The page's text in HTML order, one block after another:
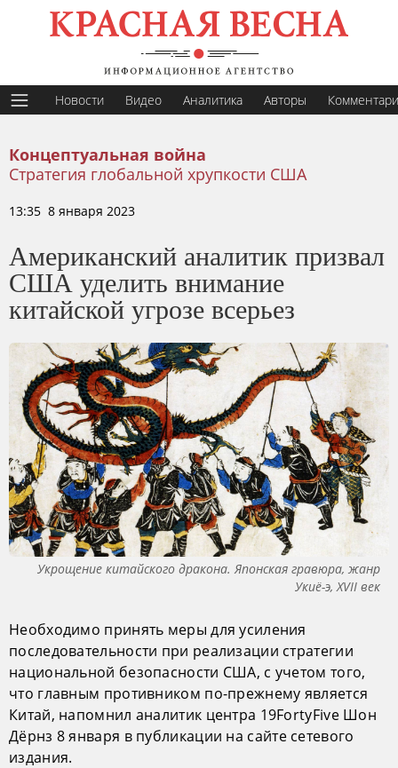
Новости Видео Аналитика Авторы
Концептуальная война
Стратегия глобальной хрупкости США
13:35 8 января 2023
Американский аналитик призвал
США уделить внимание
китайской угрозе всерьез
Укрощение китайского дракона. Японская гравюра, жанр
Укиё-э, XVII век
Необходимо принять меры для усиления
последовательности при реализации стратегии
национальной безопасности США, с учетом того,
что главным противником по-прежнему является
Китай, напомнил аналитик центра 19FortyFive Шон
Дёрнз 8 января в публикации на сайте сетевого
издания.